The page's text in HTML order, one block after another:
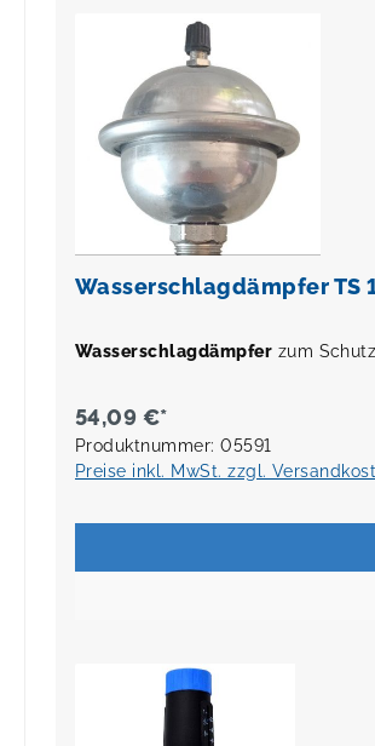
Wasserschlagdämpfer TS
Wasserschlagdämpfer zum
54,09 €*
Produktnummer: 05591
Preise inkl. MwSt. zzgl.